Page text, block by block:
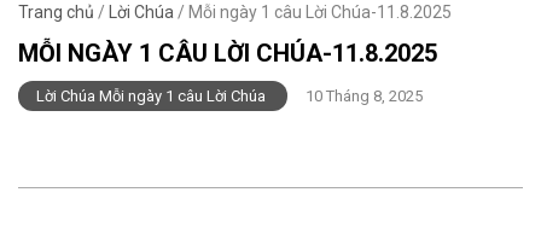
Trang chủ / Lời Chúa / Mỗi ngày 1 câu Lời Chúa-11.8.2025
MỖI NGÀY 1 CÂU LỜI CHÚA-11.8.2025
Lời Chúa Mỗi ngày 1 câu Lời Chúa 10 Tháng 8, 2025